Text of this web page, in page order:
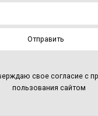
свое согласие с
пользования сайтом